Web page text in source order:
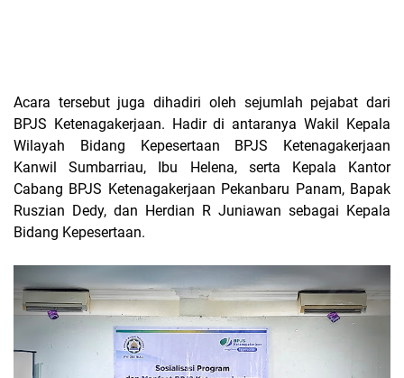
Acara tersebut juga dihadiri oleh sejumlah pejabat dari
BPJS Ketenagakerjaan. Hadir di antaranya Wakil Kepala
Wilayah Bidang Kepesertaan BPJS Ketenagakerjaan
Kanwil Sumbarriau, Ibu Helena, serta Kepala Kantor
Cabang BPJS Ketenagakerjaan Pekanbaru Panam, Bapak
Ruszian Dedy, dan Herdian R Juniawan sebagai Kepala
Bidang Kepesertaan.